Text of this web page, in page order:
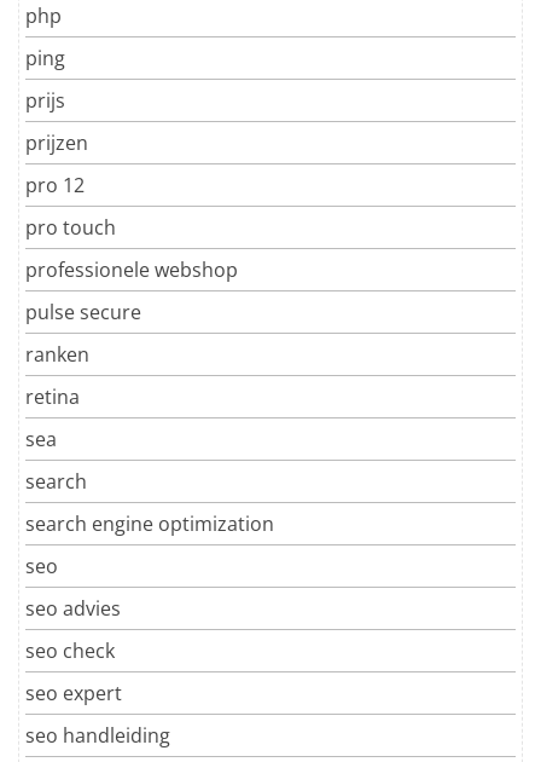
php
ping
prijs
prijzen
pro 12
pro touch
professionele webshop
pulse secure
ranken
retina
sea
search
search engine optimization
seo
seo advies
seo check
seo expert
seo handleiding